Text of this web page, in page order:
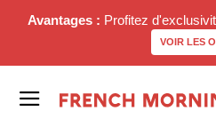
Avantages : Profitez
VOIR LES